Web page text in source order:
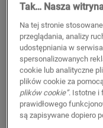
26,20
Sugerowana cena brutto
Tak… Nasza
Na tej stronie
przeglądania, analizy
udostępniania w
spersonalizowanych
cookie lub analityczne
plików cookie za
plików cookie”. Istotne i
prawidłowego
są zapisywane dopiero